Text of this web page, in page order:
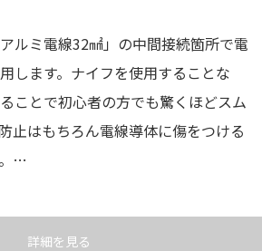
ルミ電線32㎟」の中間接続箇所で電
します。ナイフを使用することな
ことで初心者の方でも驚くほどスム
止はもちろん電線導体に傷をつける
…
詳細を見る